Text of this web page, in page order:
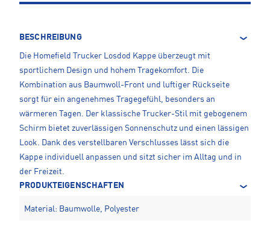
BESCHREIBUNG
Die Homefield Trucker Losdod Kappe überzeugt mit
sportlichem Design und hohem Tragekomfort. Die
Kombination aus Baumwoll-Front und luftiger Rückseite
sorgt für ein angenehmes Tragegefühl, besonders an
wärmeren Tagen. Der klassische Trucker-Stil mit gebogenem
Schirm bietet zuverlässigen Sonnenschutz und einen lässigen
Look. Dank des verstellbaren Verschlusses lässt sich die
Kappe individuell anpassen und sitzt sicher im Alltag und in
der Freizeit.
PRODUKTEIGENSCHAFTEN
Material: Baumwolle, Polyester